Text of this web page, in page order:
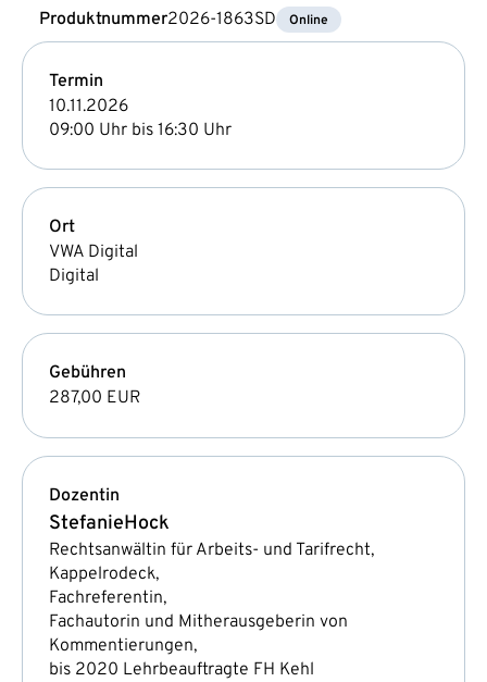
Produktnummer2026-1863SD Online
Termin
10.11.2026
09:00 Uhr bis 16:30 Uhr
Ort
VWA Digital
Digital
Gebühren
287,00 EUR
Dozentin
StefanieHock
Rechtsanwältin für Arbeits- und Tarifrecht,
Kappelrodeck,
Fachreferentin,
Fachautorin und Mitherausgeberin von
Kommentierungen,
bis 2020 Lehrbeauftragte FH Kehl